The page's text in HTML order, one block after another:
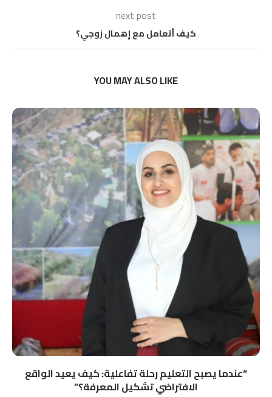
next post
كيف أتعامل مع إهمال زوجي؟
YOU MAY ALSO LIKE
“ﻋﻨﺪﻣﺎ ﻳﺼﺒﺢ اﻟﺘﻌﻠﻴﻢ رﺣﻠﺔ ﺗﻔﺎﻋﻠﻴﺔ: ﻛﻴﻒ ﻳﻌﻴﺪ اﻟﻮاﻗﻊ
اﻻﻓﺘﺮاﺿﻲ ﺗﺸﻜﻴﻞ اﻟﻤﻌﺮﻓﺔ؟”